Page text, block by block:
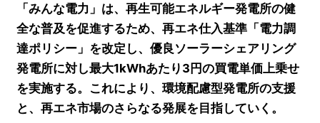
「みんな電力」は、再生可能エネルギー発電所の健
全な普及を促進するため、再エネ仕入基準「電力調
達ポリシー」を改定し、優良ソーラーシェアリング
発電所に対し最大1kWhあたり3円の買電単価上乗せ
を実施する。これにより、環境配慮型発電所の支援
と、再エネ市場のさらなる発展を目指していく。